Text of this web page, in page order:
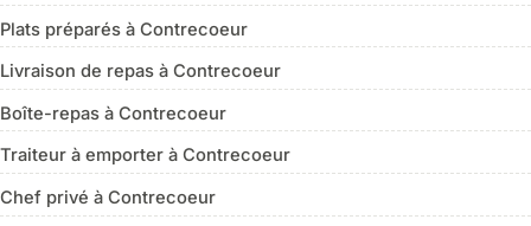
Plats préparés à Contrecoeur
Livraison de repas à Contrecoeur
Boîte-repas à Contrecoeur
Traiteur à emporter à Contrecoeur
Chef privé à Contrecoeur